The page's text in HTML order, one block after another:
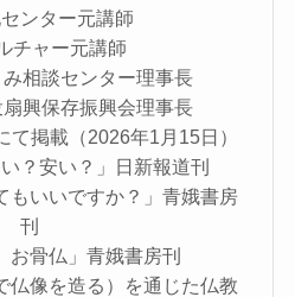
ンター元講師
チャー元講師
相談センター理事長
興保存振興会理事長
て掲載（2026年1月15日）
？安い？」日新報道刊
もいいですか？」青娥書房
刊
お骨仏」青娥書房刊
像を造る）を通じた仏教